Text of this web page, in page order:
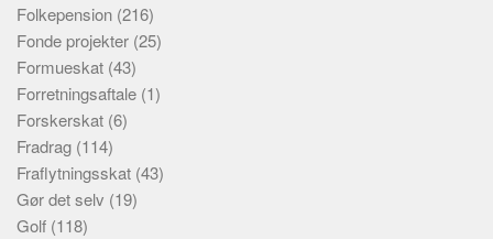
Folkepension (216)
Fonde projekter (25)
Formueskat (43)
Forretningsaftale (1)
Forskerskat (6)
Fradrag (114)
Fraflytningsskat (43)
Gør det selv (19)
Golf (118)